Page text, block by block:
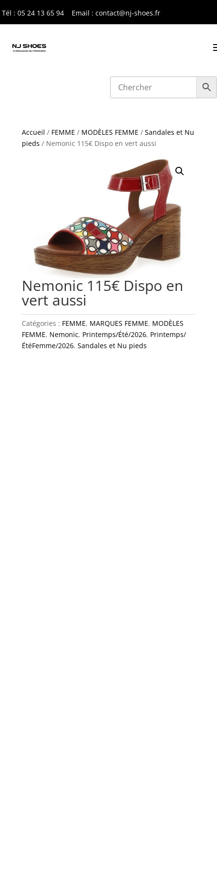
Tél : 05 24 13 65 94 Email : contact@nj-shoes.fr
Accueil / FEMME / MODÈLES FEMME / Sandales et Nu
pieds / Nemonic 115€ Dispo en vert aussi
Nemonic 115€ Dispo en
vert aussi
Catégories : FEMME, MARQUES FEMME, MODÈLES
FEMME, Nemonic, Printemps/Été/2026, Printemps/
ÉtéFemme/2026, Sandales et Nu pieds